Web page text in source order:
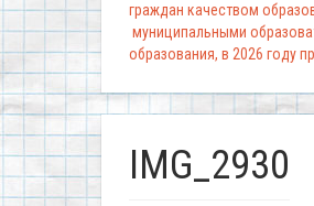
граждан качеством
муниципальными
образования, в 2026 году
IMG_2930